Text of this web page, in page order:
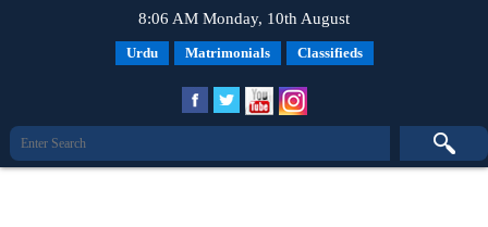
8:06 AM Monday, 10th August
Urdu Matrimonials Classifieds